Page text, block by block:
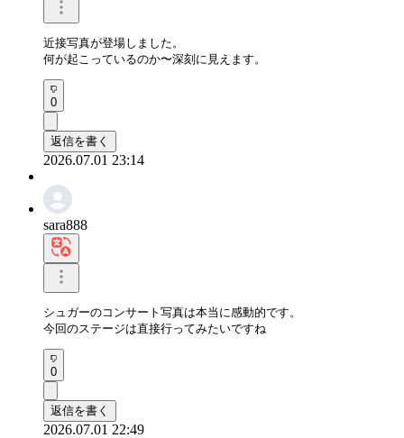
近接写真が登場しました。
何が起こっているのか〜深刻に見えます。
0
返信を書く
2026.07.01 23:14
sara888
シュガーのコンサート写真は本当に感動的です。
今回のステージは直接行ってみたいですね
0
返信を書く
2026.07.01 22:49